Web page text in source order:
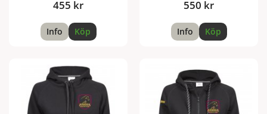
455 kr
Info Köp
550 kr
Info Köp